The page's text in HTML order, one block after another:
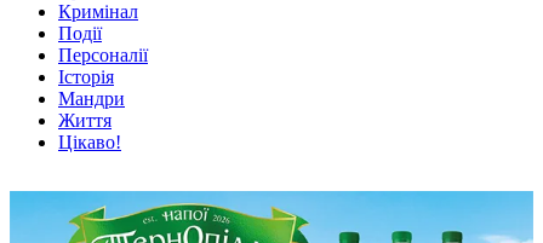
Кримінал
Події
Персоналії
Історія
Мандри
Життя
Цікаво!